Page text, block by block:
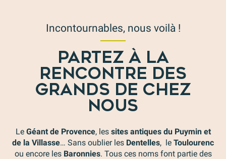
Incontournables, nous voilà !
PARTEZ À LA
RENCONTRE DES
GRANDS DE CHEZ
NOUS
Le Géant de Provence, les sites antiques du Puymin et
de la Villasse… Sans oublier les Dentelles, le Toulourenc
ou encore les Baronnies. Tous ces noms font partie des